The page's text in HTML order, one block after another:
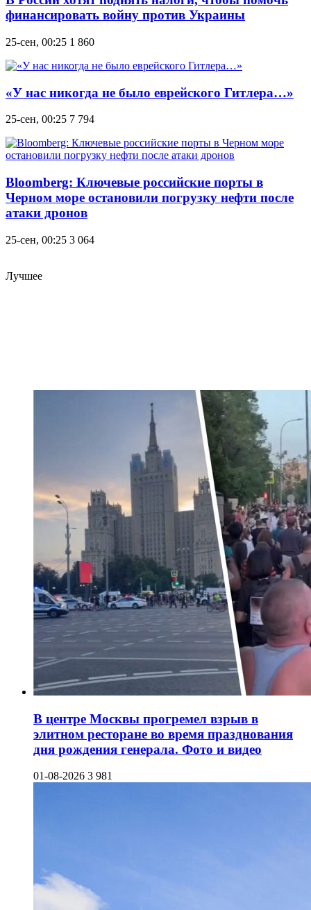
финансировать войну против Украины
25-сен, 00:25 1 860
«У нас никогда не было еврейского Гитлера…»
25-сен, 00:25 7 794
Bloomberg: Ключевые российские порты в
Черном море остановили погрузку нефти после
атаки дронов
25-сен, 00:25 3 064
Лучшее
В центре Москвы прогремел взрыв в
элитном ресторане во время празднования
дня рождения генерала. Фото и видео
01-08-2026 3 981